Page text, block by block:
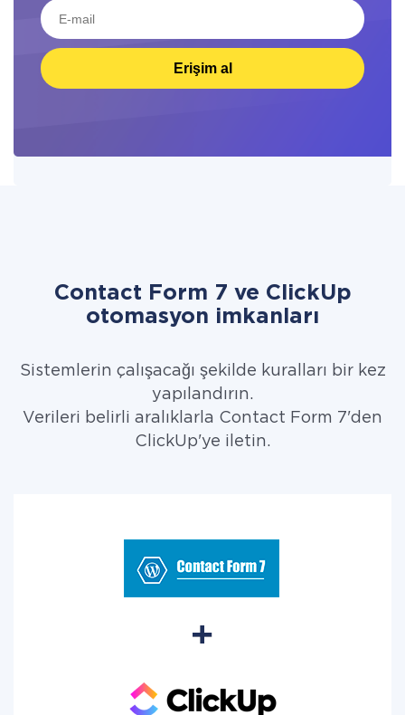
Erişim al
Contact Form 7 ve ClickUp
otomasyon imkanları
Sistemlerin çalışacağı şekilde kuralları bir kez
yapılandırın.
Verileri belirli aralıklarla Contact Form 7'den
ClickUp'ye iletin.